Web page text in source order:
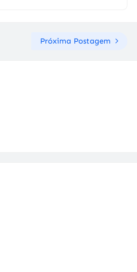
Próxima Postagem